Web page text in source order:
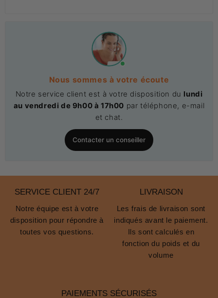
Nous sommes à votre écoute
Notre service client est à votre disposition du lundi
au vendredi de 9h00 à 17h00 par téléphone, e-mail
et chat.
Contacter un conseiller
SERVICE CLIENT 24/7
Notre équipe est à votre
disposition pour répondre à
toutes vos questions.
LIVRAISON
Les frais de livraison sont
indiqués avant le paiement.
Ils sont calculés en
fonction du poids et du
volume
PAIEMENTS SÉCURISÉS